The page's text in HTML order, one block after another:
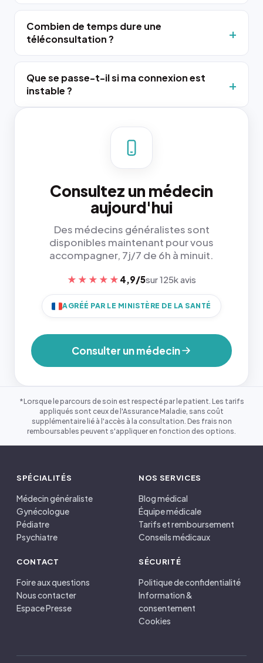
Combien de temps dure une
téléconsultation ?
Que se passe-t-il si ma connexion est
instable ?
Consultez un médecin
aujourd'hui
Des médecins généralistes sont
disponibles maintenant pour vous
accompagner, 7j/7 de 6h à minuit.
★★★★★ 4,9/5sur 125k avis
AGRÉÉ PAR LE MINISTÈRE DE LA SANTÉ
Consulter un médecin
*Lorsque le parcours de soin est respecté par le patient. Les tarifs
appliqués sont ceux de l'Assurance Maladie, sans coût
supplémentaire lié à l'accès à la consultation. Des frais non
remboursables peuvent s'appliquer en fonction des options.
SPÉCIALITÉS
Médecin généraliste
Gynécologue
Pédiatre
Psychiatre
NOS SERVICES
Blog médical
Équipe médicale
Tarifs et remboursement
Conseils médicaux
CONTACT
Foire aux questions
Nous contacter
Espace Presse
SÉCURITÉ
Politique de confidentialité
Information &
consentement
Cookies